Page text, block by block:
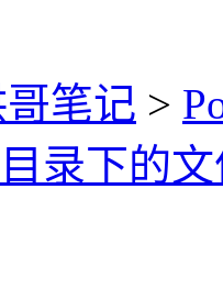
笔记 >
录下的